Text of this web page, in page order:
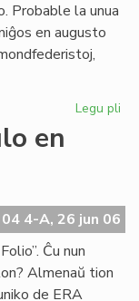
Probable la unua
en augusto
Legu pli
en
4-A, 26 jun 06
Ĉu nun
Almenaŭ tion
de ERA